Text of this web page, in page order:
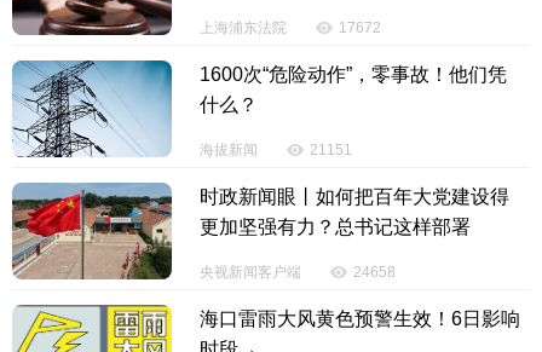
其中，推动三亚国际入境旅游市场做大做精、“购
境外航线拓展与入境游市场开发深度融合、推动三
亚“演唱会+”经济持续繁荣等提出了具体路径；促进旅
游消费的政策建议、加快美食多元化发展、促进餐饮
消费高质量发展等提案，助推三亚旅游市场进一步提
升竞争力和吸引力；高质量发展海洋工程技术新质生
产力、加强南繁硅谷科技与产业政策协同发力、向天
深海、航天等战略型产业，相关意见建议被采纳并体
上海浦东法院 17672
1600次“危险动作”，零事故！他们凭
什么？
海拔新闻 21151
时政新闻眼丨如何把百年大党建设得
更加坚强有力？总书记这样部署
央视新闻客户端 24658
海口雷雨大风黄色预警生效！6日影响